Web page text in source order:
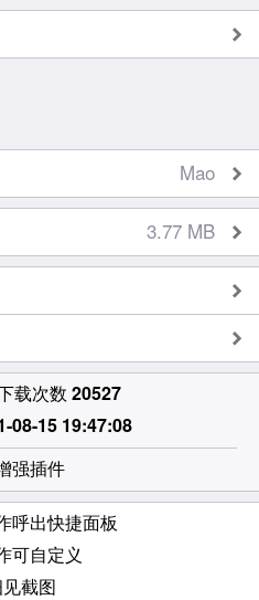
Mao
3.77 MB
载次数 20527
08-15 19:47:08
强插件
呼出快捷面板
可自定义
截图